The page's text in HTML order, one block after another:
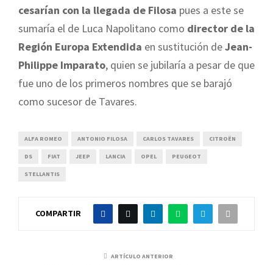
cesarían con la llegada de Filosa pues a este se
sumaría el de Luca Napolitano como director de la
Región Europa Extendida en sustitución deJean-
Philippe Imparato, quien se jubilaría a pesar de que
fue uno de los primeros nombres que se barajó
como sucesor de Tavares.
ALFA ROMEO ANTONIO FILOSA CARLOS TAVARES CITROËN
DS FIAT JEEP LANCIA OPEL PEUGEOT
STELLANTIS
COMPARTIR
ARTÍCULO ANTERIOR